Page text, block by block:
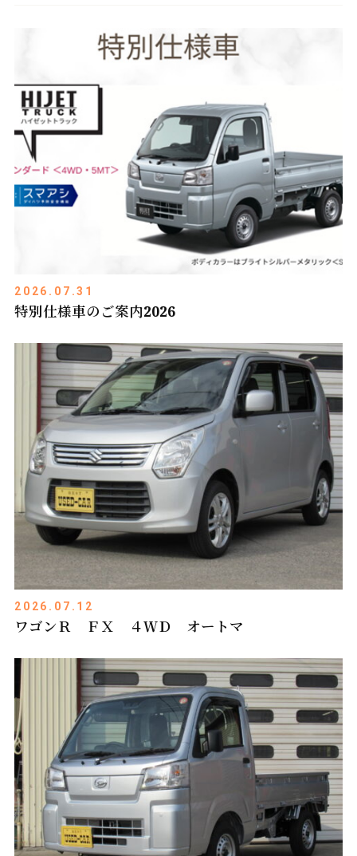
2026.07.31
特別仕様車のご案内2026
2026.07.12
ワゴンＲ ＦＸ ４ＷＤ オートマ